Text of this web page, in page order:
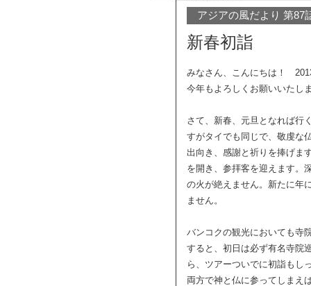
アジアの風だより 第87
新春初詣
みなさん、こんにちは！
今年もよろしくお願いいたし
さて、新春、元旦となれば行
すがタイでも同じで、敬虔な
出向き、感謝と祈りを捧げま
を開き、参拝客を迎えます。
の火が絶えません。新たに年
ません。
バンコクの観光においても寺
すると、初日は必ず有名寺院
ら、ツアーついでに初詣もし
両方で神と仏に参ってしまえ